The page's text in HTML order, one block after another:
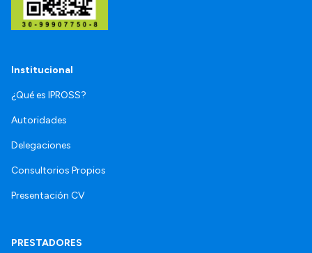
Institucional
¿Qué es IPROSS?
Autoridades
Delegaciones
Consultorios Propios
Presentación CV
PRESTADORES